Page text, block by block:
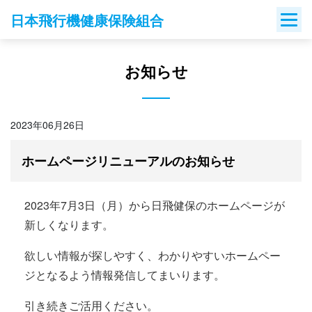
日本飛行機健康保険組合
お知らせ
2023年06月26日
ホームページリニューアルのお知らせ
2023年7月3日（月）から日飛健保のホームページが
新しくなります。
欲しい情報が探しやすく、わかりやすいホームペー
ジとなるよう情報発信してまいります。
引き続きご活用ください。